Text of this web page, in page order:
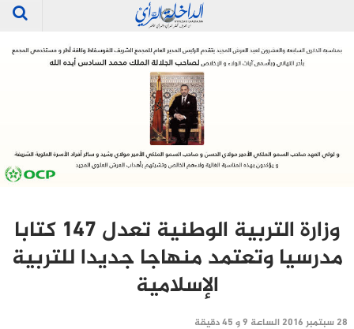
وزارة التربية الوطنية تعدل 147 كتابا
مدرسيا وتعتمد منهاجا جديدا للتربية
الإسلامية
28 سبتمبر 2016 الساعة 9 و 45 دقيقة